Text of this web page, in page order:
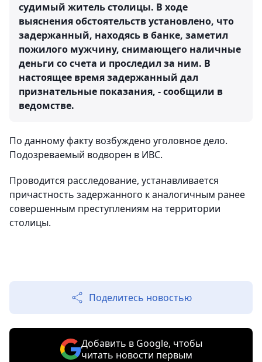
судимый житель столицы. В ходе
выяснения обстоятельств установлено, что
задержанный, находясь в банке, заметил
пожилого мужчину, снимающего наличные
деньги со счета и проследил за ним. В
настоящее время задержанный дал
признательные показания, - сообщили в
ведомстве.
По данному факту возбуждено уголовное дело.
Подозреваемый водворен в ИВС.
Проводится расследование, устанавливается
причастность задержанного к аналогичным ранее
совершенным преступлениям на территории
столицы.
Поделитесь новостью
Добавить в Google, чтобы
читать новости первым